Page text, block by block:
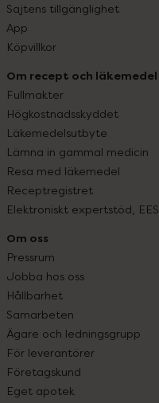
Sajtens tillgänglighet
App
Köpvillkor
Om recept och läkemedel
Fullmakter
Högkostnadsskyddet
Läkemedelsutbyte
Lämna in gammal medicin
Resa med läkemedel
Receptregistret
Elektroniskt expertstöd, EES
Om oss
Pressrum
Jobba hos oss
Hållbarhet
Samarbeten
Ägare och ledningsgrupp
För leverantörer
Företagskund
Eget apotek